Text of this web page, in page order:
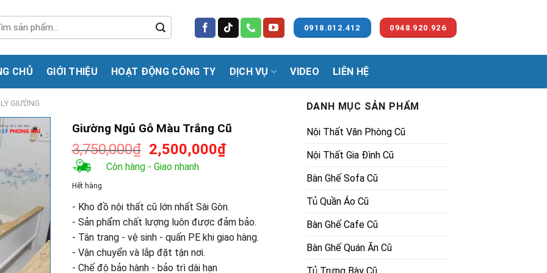
0918.012.412 0948.920.926
CHỦ GIỚI THIỆU HOẠT ĐỘNG CÔNG TY DỊCH VỤ VIDEO LIÊN HỆ
GIƯỜNG
Giường Ngủ Gỗ Màu Trắng Cũ
3,750,000₫ Giá
gốc
2,500,000₫Giá
2,500,000₫.
Còn hàng - Giao nhanh
Hết hàng
- Kho đồ nội thất cũ lớn nhất Sài Gòn.
- Sản phẩm chất lượng luôn được đảm bảo.
- Tân trang - vệ sinh - quấn PE khi giao hàng.
- Vận chuyển và lắp đặt tận nơi.
- Chế độ bảo hành - bảo trì dài hạn
DANH MỤC SẢN PHẨM
Nội Thất Văn Phòng Cũ
Nội Thất Gia Đình Cũ
Bàn Ghế Sofa Cũ
Tủ Quần Áo Cũ
Bàn Ghế Cafe Cũ
Bàn Ghế Quán Ăn Cũ
Tủ Trưng Bày Cũ